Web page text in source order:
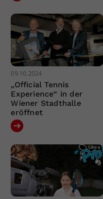
09.10.2024
„Official Tennis
Experience“ in der
Wiener Stadthalle
eröffnet